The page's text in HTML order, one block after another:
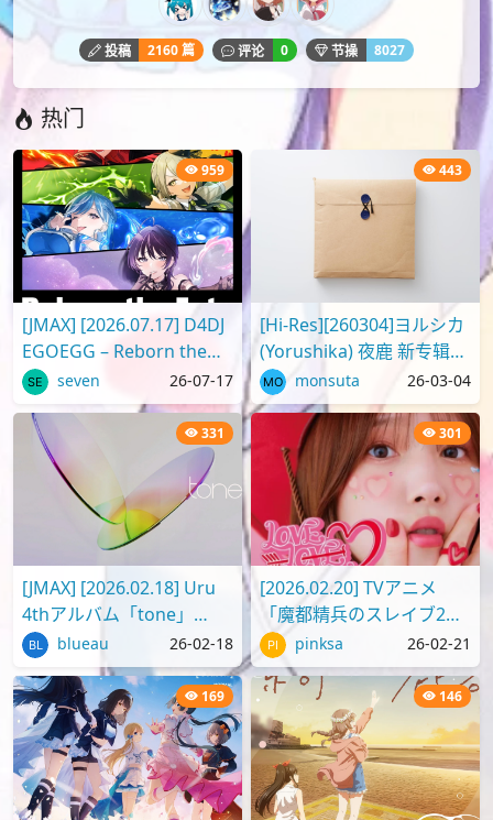
投稿 2160 篇 评论 0 节操 8027
热门
959
[JMAX] [2026.07.17] D4DJ
EGOEGG – Reborn the
Fate [FLAC]
seven 26-07-17
443
[Hi-Res][260304]ヨルシカ
(Yorushika) 夜鹿 新专辑
Digital Album「二人称」
[96kHz/24bit][FLAC]
monsuta 26-03-04
331
[JMAX] [2026.02.18] Uru
4thアルバム「tone」
[FLAC 96kHz/24bit]
blueau 26-02-18
301
[2026.02.20] TVアニメ
「魔都精兵のスレイブ2」
ED2 テーマ「LOVE LOVE
ビーム」／内田真礼 [FLAC
96kHz/2..
pinksa 26-02-21
169 146